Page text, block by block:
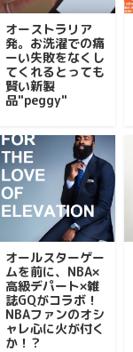
オーストラリア
発。お洗濯での痛
ーい失敗をなくし
てくれるとっても
賢い新製
品"peggy"
オールスターゲー
ムを前に、NBA×
高級デパート×雑
誌GQがコラボ！
NBAファンのオシ
ャレ心に火が付く
か！？